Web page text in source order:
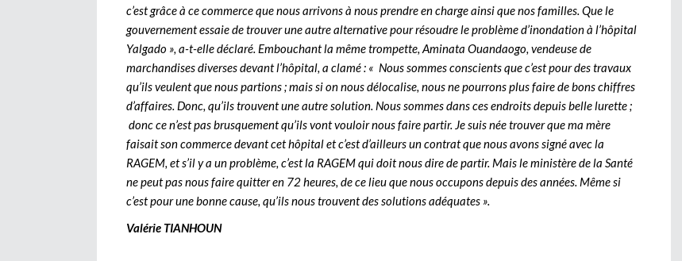
c’est grâce à ce commerce que nous arrivons à nous prendre en charge ainsi que nos familles. Que le
gouvernement essaie de trouver une autre alternative pour résoudre le problème d’inondation à l’hôpital
Yalgado », a-t-elle déclaré. Embouchant la même trompette, Aminata Ouandaogo, vendeuse de
marchandises diverses devant l’hôpital, a clamé : « Nous sommes conscients que c’est pour des travaux
qu’ils veulent que nous partions ; mais si on nous délocalise, nous ne pourrons plus faire de bons chiffres
d’affaires. Donc, qu’ils trouvent une autre solution. Nous sommes dans ces endroits depuis belle lurette ;
donc ce n’est pas brusquement qu’ils vont vouloir nous faire partir. Je suis née trouver que ma mère
faisait son commerce devant cet hôpital et c’est d’ailleurs un contrat que nous avons signé avec la
RAGEM, et s’il y a un problème, c’est la RAGEM qui doit nous dire de partir. Mais le ministère de la Santé
ne peut pas nous faire quitter en 72 heures, de ce lieu que nous occupons depuis des années. Même si
c’est pour une bonne cause, qu’ils nous trouvent des solutions adéquates ».
Valérie TIANHOUN